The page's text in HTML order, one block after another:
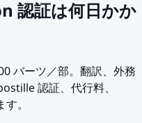
認証は何日かか
バーツ／部。翻訳、外務
認証、代行料、
。